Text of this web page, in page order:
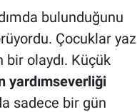
bulunduğunu
Çocuklar yaz
olaydı. Küçük
yardımseverliği
sadece bir gün